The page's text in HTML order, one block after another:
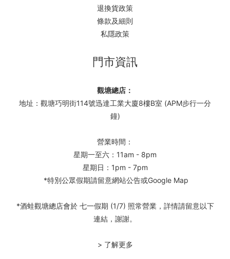
退換貨政策
條款及細則
私隱政策
門市資訊
觀塘總店：
地址：觀塘巧明街114號迅達工業大廈8樓B室 (APM步行一分
鐘)
營業時間：
星期一至六：11am - 8pm
星期日：1pm - 7pm
*特別公眾假期請留意網站公告或Google Map
*酒蛙觀塘總店會於 七一假期 (1/7) 照常營業，詳情請留意以下
連結，謝謝。
> 了解更多